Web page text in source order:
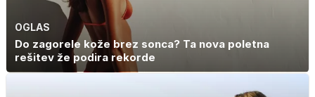
OGLAS
Do zagorele kože brez sonca? Ta nova poletna
rešitev že podira rekorde